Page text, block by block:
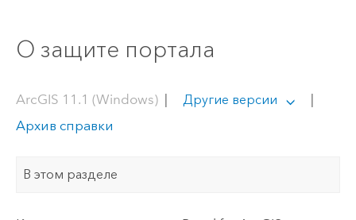
О защите портала
ArcGIS 11.1 (Windows)| Другие версии
Архив справки
В этом разделе